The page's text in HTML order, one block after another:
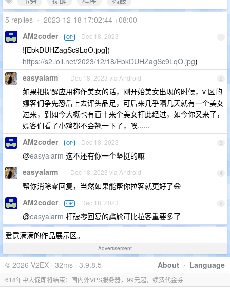
5 replies • 2023-12-18 17:02:44 +08:00
1
AM2coder OP Dec 18, 2023
![EbkDUHZagSc9LqO.jpg](
https://s2.loli.net/2023/12/18/EbkDUHZagSc9LqO.jpg)
2
easyalarm Dec 18, 2023 via Android
如果把提醒应用称作美女的话，刚开始美女出现的时候，v 区的
嫖客们争先恐后上去评头品足，可后来几乎隔几天就有一个美女
过来，到如今大概也有百十来个美女打此经过，如今你又来了，
嫖客们看了小鸡都不会翘一下了，唉......
3
AM2coder OP Dec 18, 2023
@easyalarm 这不还有你一个坚挺的嘛
4
easyalarm Dec 18, 2023 via Android
帮你消除零回复，当然如果能帮你拉客就更好了😄
5
AM2coder OP Dec 18, 2023
@easyalarm 打破零回复的尴尬可比拉客重要多了
爱意满满的作品展示区。
Advertisement
About · Language
© 2026 V2EX · 32ms · 3.9.8.5
618年中大促即将结束：国内外VPS服务器，99元起，续费代金券